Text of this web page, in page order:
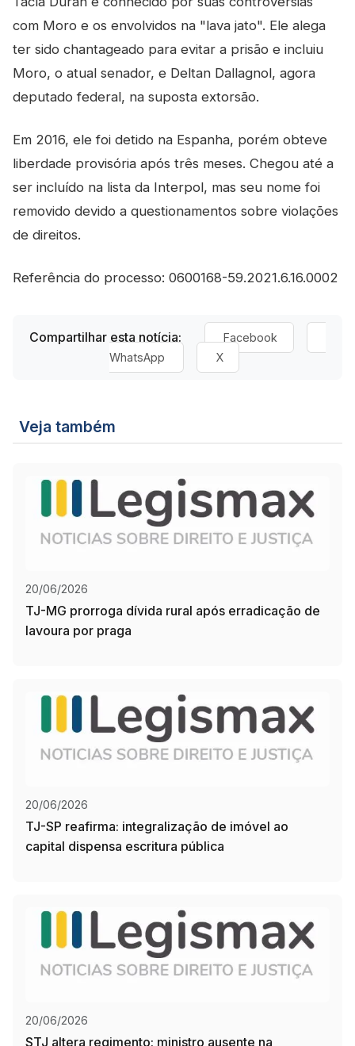
com Moro e os envolvidos na "lava jato". Ele alega
ter sido chantageado para evitar a prisão e incluiu
Moro, o atual senador, e Deltan Dallagnol, agora
deputado federal, na suposta extorsão.
Em 2016, ele foi detido na Espanha, porém obteve
liberdade provisória após três meses. Chegou até a
ser incluído na lista da Interpol, mas seu nome foi
removido devido a questionamentos sobre violações
de direitos.
Referência do processo: 0600168-59.2021.6.16.0002
Compartilhar esta notícia:
Facebook
WhatsApp
X
Veja também
20/06/2026
TJ-MG prorroga dívida rural após erradicação de
lavoura por praga
20/06/2026
TJ-SP reafirma: integralização de imóvel ao
capital dispensa escritura pública
20/06/2026
STJ altera regimento: ministro ausente na